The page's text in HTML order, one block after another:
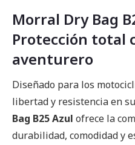
Morral Dry Bag
Protección total
aventurero
Diseñado para los
libertad y resistencia en
Bag B25 Azul ofrece la
durabilidad, comodidad y